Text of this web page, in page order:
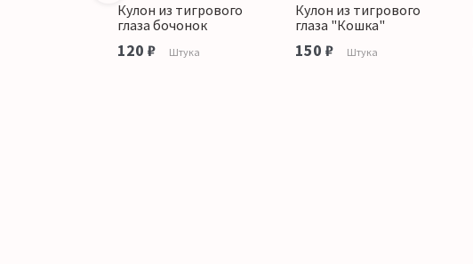
Кулон из тигрового
глаза бочонок
120 ₽ Штука
Кулон из тигрового
глаза "Кошка"
150 ₽ Штука